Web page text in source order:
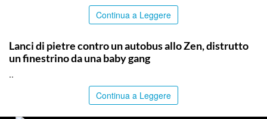
Continua a Leggere
Lanci di pietre contro un autobus allo Zen, distrutto
un finestrino da una baby gang
..
Continua a Leggere